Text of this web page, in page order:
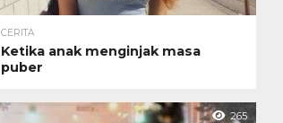
CERITA
Ketika anak menginjak masa
puber
265